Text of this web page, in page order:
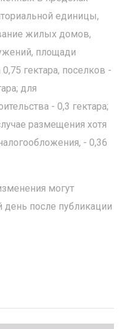
единицы,
жилых домов,
площади
гектара, поселков -
для
- 0,3 гектара;
размещения хотя
- 0,36
могут
день после публикации